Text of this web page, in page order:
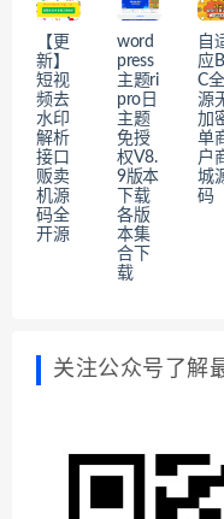
【更
新】
短视
频去
水印
解析
接口
贩卖
机源
码全
开源
word
press
主题ri
pro日
主题
免授
权V8.
9版本
下载
各版
本集
合下
载
自
应
C
源
加
单
户
城
码
关注公众号了解